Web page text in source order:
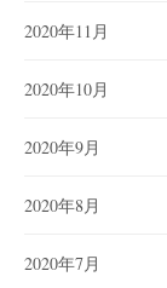
2020年11月
2020年10月
2020年9月
2020年8月
2020年7月